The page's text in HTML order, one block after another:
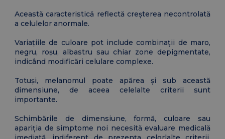
Această caracteristică reflectă creșterea necontrolată
a celulelor anormale.
Variațiile de culoare pot include combinații de maro,
negru, roșu, albastru sau chiar zone depigmentate,
indicând modificări celulare complexe.
Totuși, melanomul poate apărea și sub această
dimensiune, de aceea celelalte criterii sunt
importante.
Schimbările de dimensiune, formă, culoare sau
apariția de simptome noi necesită evaluare medicală